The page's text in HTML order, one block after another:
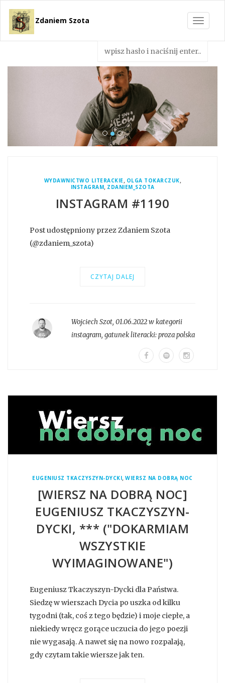
Toggle
Zdaniem Szota
WYDAWNICTWO LITERACKIE, OLGA TOKARCZUK,
INSTAGRAM, ZDANIEM_SZOTA
INSTAGRAM #1190
Post udostępniony przez Zdaniem Szota
(@zdaniem_szota)
CZYTAJ DALEJ
Wojciech Szot, 01.06.2022 w kategorii
instagram, gatunek literacki:proza polska
EUGENIUSZ TKACZYSZYN-DYCKI,WIERSZ NA DOBRĄ NOC
[WIERSZ NA DOBRĄ NOC]
EUGENIUSZ TKACZYSZYN-
DYCKI, *** ("DOKARMIAM
WSZYSTKIE
WYIMAGINOWANE")
Eugeniusz Tkaczyszyn-Dycki dla Państwa.
Siedzę w wierszach Dycia po uszka od kilku
tygodni (tak, coś z tego będzie) i moje ciepłe, a
niekiedy wręcz gorące uczucia do jego poezji
nie wygasają. A nawet się na nowo rozpalają,
gdy czytam takie wiersze jak ten.